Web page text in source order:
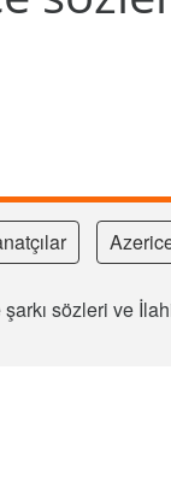
sözleri ve